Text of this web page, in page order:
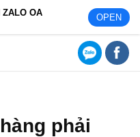
ZALO OA OPEN
phải